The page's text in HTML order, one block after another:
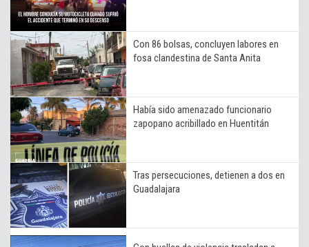
Con 86 bolsas, concluyen labores en
fosa clandestina de Santa Anita
Había sido amenazado funcionario
zapopano acribillado en Huentitán
Tras persecuciones, detienen a dos en
Guadalajara